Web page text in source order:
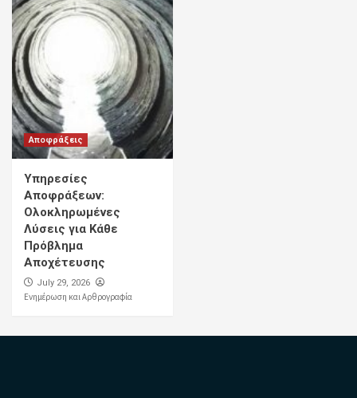
Αποφράξεις
Υπηρεσίες
Αποφράξεων:
Ολοκληρωμένες
Λύσεις για Κάθε
Πρόβλημα
Αποχέτευσης
July 29, 2026
Ενημέρωση και Αρθρογραφία